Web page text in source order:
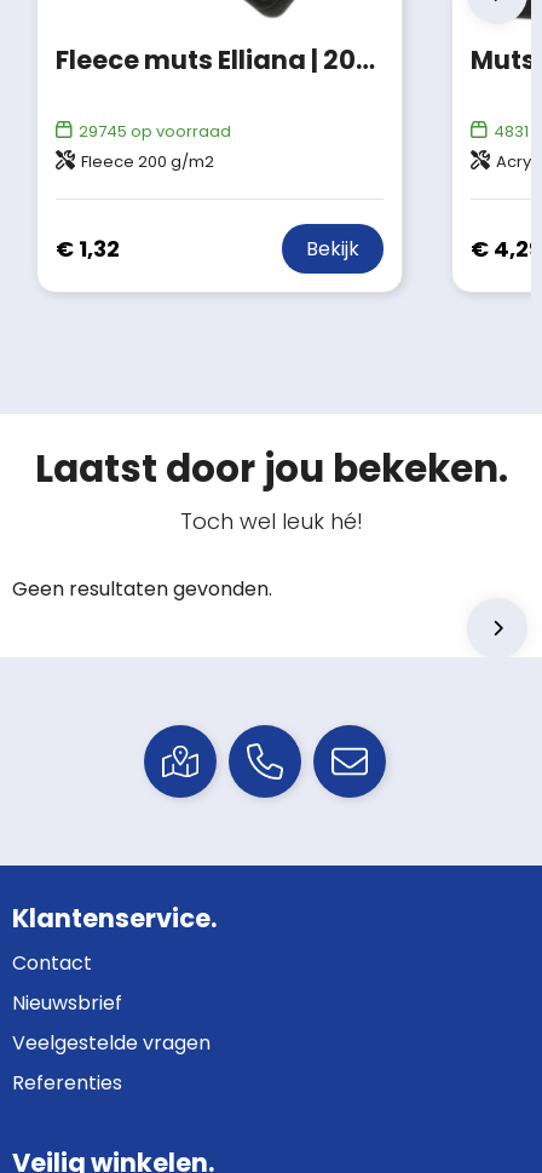
Fleece muts Elliana | 200 g/m²
29745 op voorraad
Fleece 200 g/m2
€ 1,32 Bekijk
4831
Acryl
€ 4,29
Laatst door jou bekeken.
Toch wel leuk hé!
Geen resultaten gevonden.
Klantenservice.
Contact
Nieuwsbrief
Veelgestelde vragen
Referenties
Veilig winkelen.